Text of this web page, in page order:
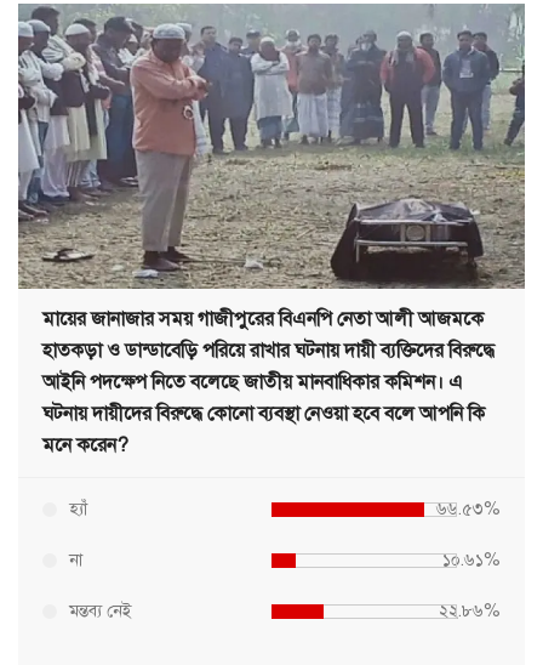
মায়ের জানাজার সময় গাজীপুরের বিএনপি নেতা আলী আজমকে
হাতকড়া ও ডান্ডাবেড়ি পরিয়ে রাখার ঘটনায় দায়ী ব্যক্তিদের বিরুদ্ধে
আইনি পদক্ষেপ নিতে বলেছে জাতীয় মানবাধিকার কমিশন। এ
ঘটনায় দায়ীদের বিরুদ্ধে কোনো ব্যবস্থা নেওয়া হবে বলে আপনি কি
মনে করেন?
হ্যাঁ ৬৬.৫৩%
না ১০.৬১%
মন্তব্য নেই ২২.৮৬%